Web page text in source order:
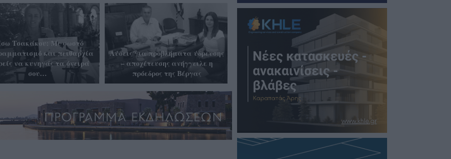
Τσακάκου: Με σωστό
και πειθαρχία
να κυνηγάς τα όνειρά
σου…
Λύσεις για προβλήματα ύδρευσης
– αποχέτευσης ανήγγειλε η
πρόεδρος της Βέργας
Παραλίες: Έλεγχοι με drones και
MyCoast σε πάνω από 300…
07/08/2026 17:06
Οδός Κρήτης: Έκλεισαν την τρύπα,
όμως το πρόβλημα παραμένει
07/08/2026 17:01
Το Φεστιβάλ Καντίνας έρχεται στον
Άρι – Στο πλαίσιο του…
Το Δημοτικό Κατάστημα